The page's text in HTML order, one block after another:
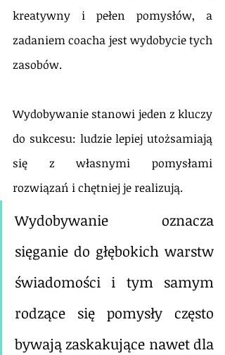
kreatywny i pełen pomysłów, a
zadaniem coacha jest wydobycie tych
zasobów.
Wydobywanie stanowi jeden z kluczy
do sukcesu: ludzie lepiej utożsamiają
się z własnymi pomysłami
rozwiązań i chętniej je realizują.
Wydobywanie oznacza
sięganie do głębokich warstw
świadomości i tym samym
rodzące się pomysły często
bywają zaskakujące nawet dla